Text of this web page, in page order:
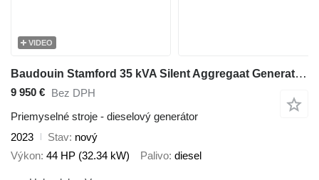
VIDEO
Baudouin Stamford 35 kVA Silent Aggregaat Generatorset Overstock New !
9 950 €
Bez DPH
Priemyselné stroje - dieselový generátor
2023
Stav nový
Výkon 44 HP (32.34 kW) Palivo diesel